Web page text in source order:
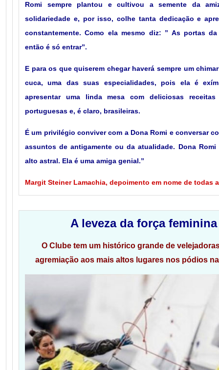
Romi sempre plantou e cultivou a semente da
solidariedade e, por isso, colhe tanta dedicação e
constantemente. Como ela mesmo diz: ” As portas
então é só entrar”.
E para os que quiserem chegar haverá sempre um
cuca, uma das suas especialidades, pois ela é
apresentar uma linda mesa com deliciosas receitas
portuguesas e, é claro, brasileiras.
É um privilégio conviver com a Dona Romi e conversar
assuntos de antigamente ou da atualidade. Dona
alto astral. Ela é uma amiga genial.”
Margit Steiner Lamachia, depoimento em nome de todas
A leveza da força
O Clube tem um histórico grande de
agremiação aos mais altos lugares nos pódios